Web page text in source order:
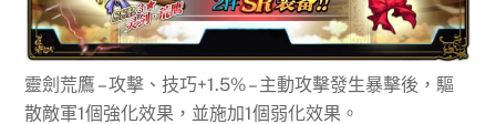
靈劍荒鷹 – 攻擊、技巧+1.5% – 主動攻擊發生暴擊後，驅
散敵軍1個強化效果，並施加1個弱化效果。